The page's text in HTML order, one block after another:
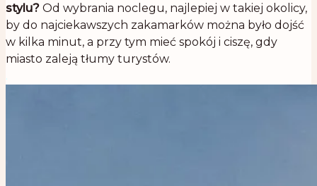
stylu? Od wybrania noclegu, najlepiej w takiej okolicy,
by do najciekawszych zakamarków można było dojść
w kilka minut, a przy tym mieć spokój i ciszę, gdy
miasto zaleją tłumy turystów.
.